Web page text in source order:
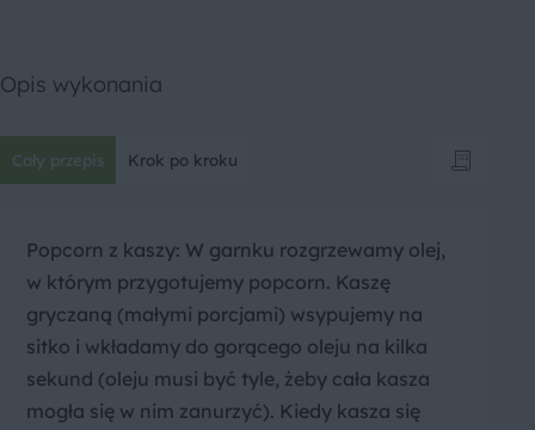
Opis wykonania
Cały przepis Krok po kroku
Popcorn z kaszy: W garnku rozgrzewamy olej,
w którym przygotujemy popcorn. Kaszę
gryczaną (małymi porcjami) wsypujemy na
sitko i wkładamy do gorącego oleju na kilka
sekund (oleju musi być tyle, żeby cała kasza
mogła się w nim zanurzyć). Kiedy kasza się